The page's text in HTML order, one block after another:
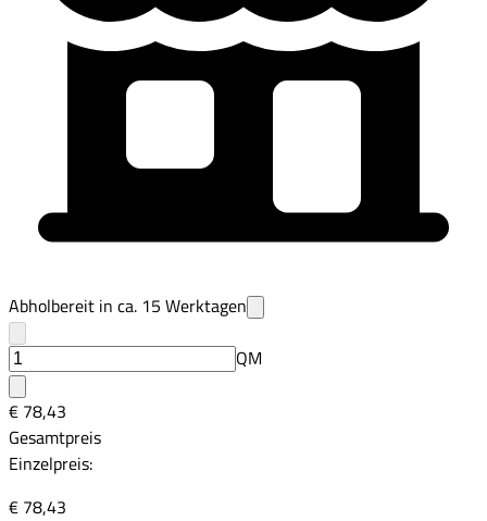
Abholbereit in ca. 15 Werktagen
QM
€ 78,43
Gesamtpreis
Einzelpreis:
€ 78,43